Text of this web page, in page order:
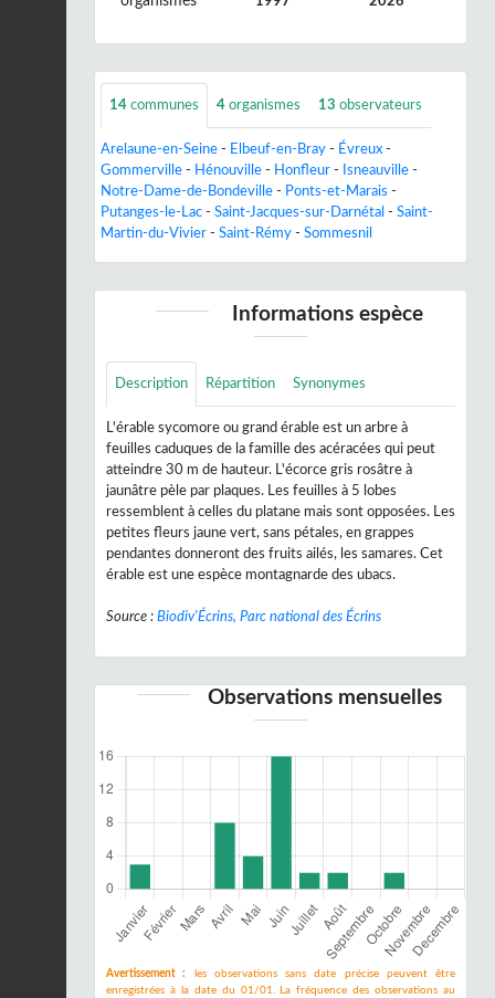
14 communes 4 organismes 13 observateurs
Arelaune-en-Seine - Elbeuf-en-Bray - Évreux -
Gommerville - Hénouville - Honfleur - Isneauville -
Notre-Dame-de-Bondeville - Ponts-et-Marais -
Putanges-le-Lac - Saint-Jacques-sur-Darnétal - Saint-
Martin-du-Vivier - Saint-Rémy - Sommesnil
Informations espèce
Description Répartition Synonymes
L'érable sycomore ou grand érable est un arbre à
feuilles caduques de la famille des acéracées qui peut
atteindre 30 m de hauteur. L'écorce gris rosâtre à
jaunâtre pèle par plaques. Les feuilles à 5 lobes
ressemblent à celles du platane mais sont opposées. Les
petites fleurs jaune vert, sans pétales, en grappes
pendantes donneront des fruits ailés, les samares. Cet
érable est une espèce montagnarde des ubacs.
Source : Biodiv'Écrins, Parc national des Écrins
Observations mensuelles
Avertissement :
les observations sans date précise peuvent être
enregistrées à la date du 01/01. La fréquence des observations au